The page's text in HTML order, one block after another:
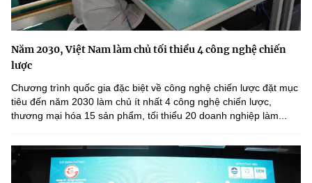
Năm 2030, Việt Nam làm chủ tối thiểu 4 công nghệ chiến
lược
Chương trình quốc gia đặc biệt về công nghệ chiến lược đặt mục
tiêu đến năm 2030 làm chủ ít nhất 4 công nghệ chiến lược,
thương mại hóa 15 sản phẩm, tối thiểu 20 doanh nghiệp làm...